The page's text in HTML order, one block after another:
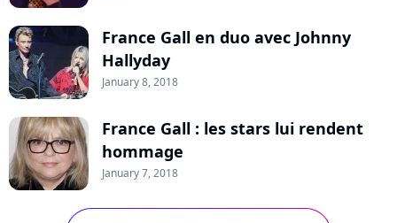
France Gall en duo avec Johnny
Hallyday
January 8, 2018
France Gall : les stars lui rendent
hommage
January 7, 2018